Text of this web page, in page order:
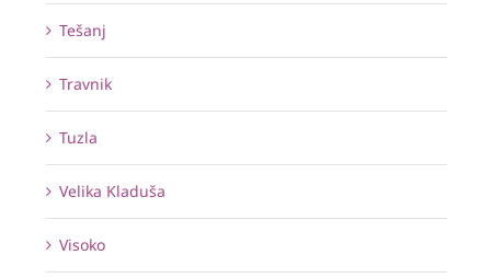
Tešanj
Travnik
Tuzla
Velika Kladuša
Visoko